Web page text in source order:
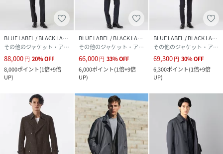
BLUE LABEL / BLACK LABEL CRESTBRIDGE
その他のジャケット・アウター
88,000円 20%OFF
8,000ポイント(1倍+9倍
UP)
BLUE LABEL / BLACK LABEL CRESTBRIDGE
その他のジャケット・アウター
66,000円 33%OFF
6,000ポイント(1倍+9倍
UP)
BLUE LABEL / BLACK LABEL CRESTBRIDGE
その他のジャケット・アウター
69,300円 30%OFF
6,300ポイント(1倍+9倍
UP)